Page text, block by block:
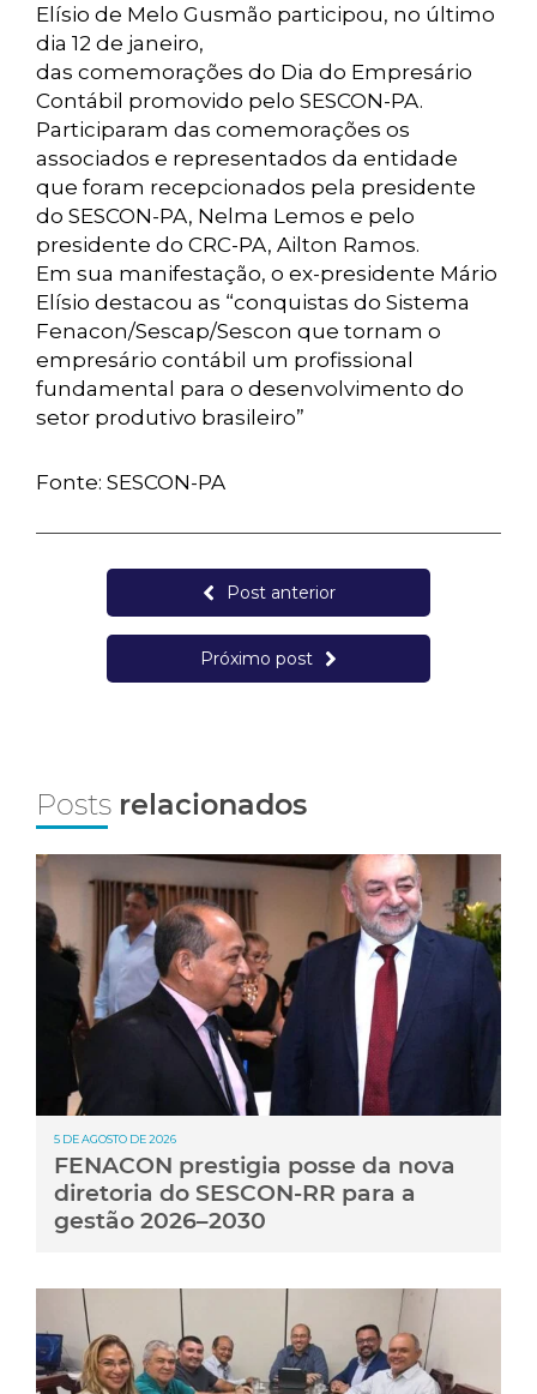
Elísio de Melo Gusmão participou, no último
dia 12 de janeiro,
das comemorações do Dia do Empresário
Contábil promovido pelo SESCON-PA.
Participaram das comemorações os
associados e representados da entidade
que foram recepcionados pela presidente
do SESCON-PA, Nelma Lemos e pelo
presidente do CRC-PA, Ailton Ramos.
Em sua manifestação, o ex-presidente Mário
Elísio destacou as “conquistas do Sistema
Fenacon/Sescap/Sescon que tornam o
empresário contábil um profissional
fundamental para o desenvolvimento do
setor produtivo brasileiro”
Fonte: SESCON-PA
Post anterior
Próximo post
Posts relacionados
5 DE AGOSTO DE 2026
FENACON prestigia posse da nova
diretoria do SESCON-RR para a
gestão 2026–2030